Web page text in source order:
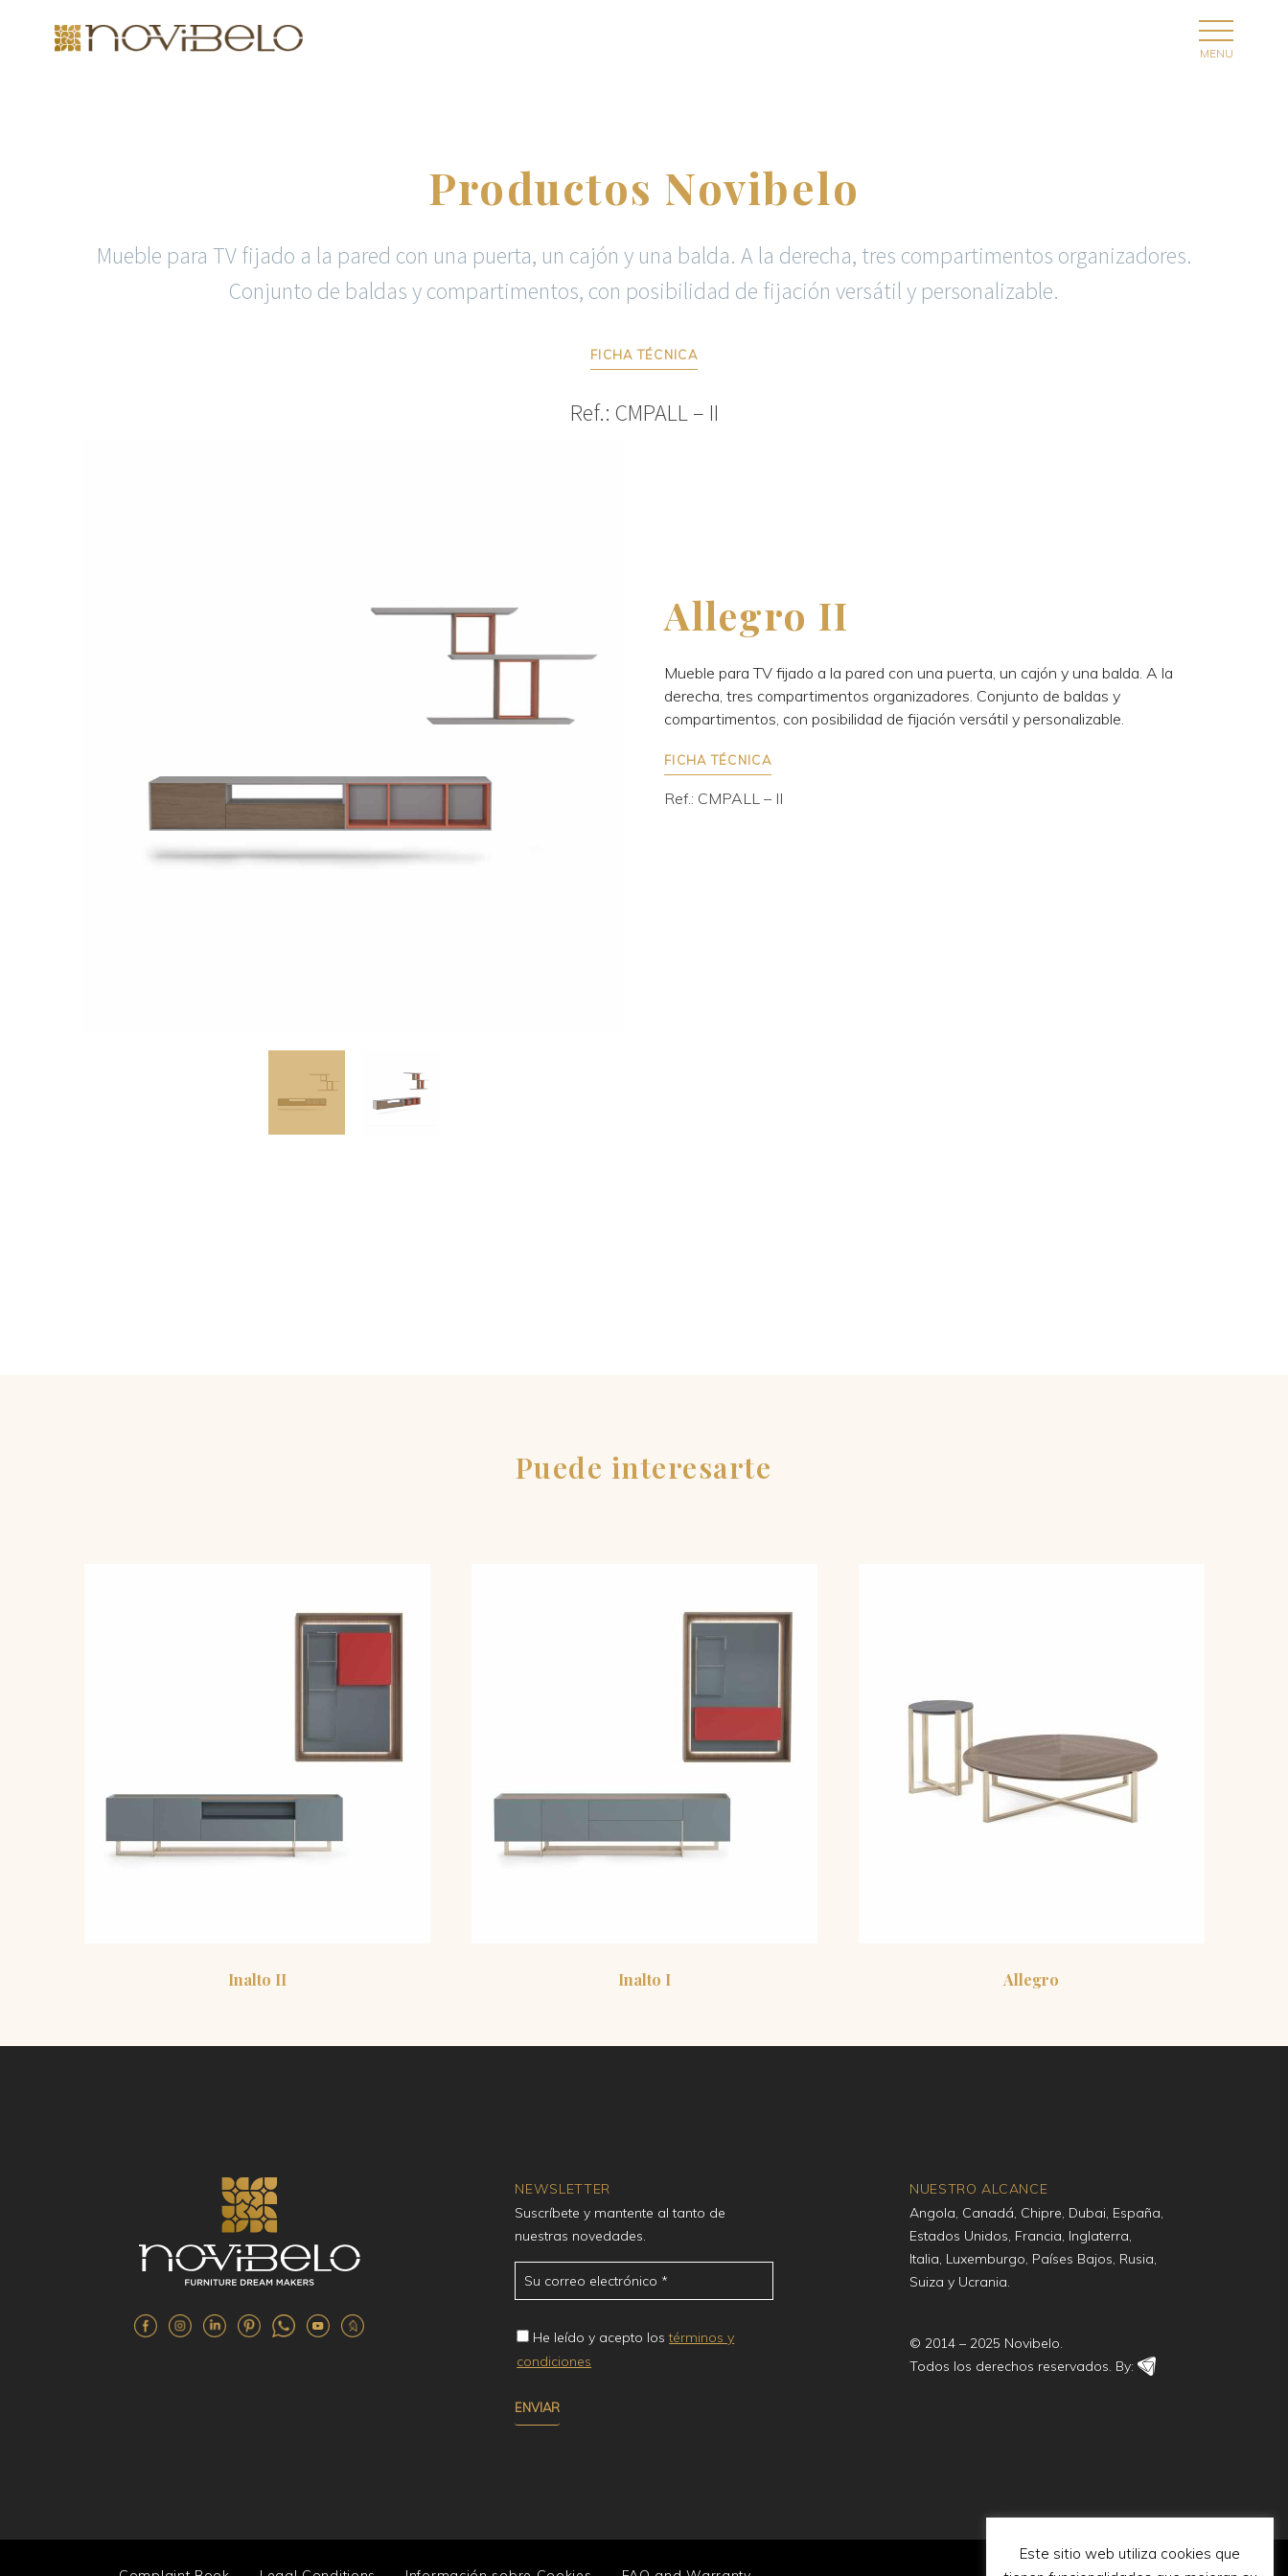
Productos Novibelo
Mueble para TV fijado a la pared con una puerta, un cajón y una balda. A la derecha, tres compartimentos organizadores.
Conjunto de baldas y compartimentos, con posibilidad de fijación versátil y personalizable.
FICHA TÉCNICA
Ref.: CMPALL – II
Allegro II
Mueble para TV fijado a la pared con una puerta, un cajón y una balda. A la
derecha, tres compartimentos organizadores. Conjunto de baldas y
compartimentos, con posibilidad de fijación versátil y personalizable.
FICHA TÉCNICA
Ref.: CMPALL – II
Puede interesarte
Inalto II Inalto I Allegro
NEWSLETTER
Suscríbete y mantente al tanto de
nuestras novedades.
He leído y acepto lostérminos y
condiciones
NUESTRO ALCANCE
Angola, Canadá, Chipre, Dubai, España,
Estados Unidos, Francia, Inglaterra,
Italia, Luxemburgo, Países Bajos, Rusia,
Suiza y Ucrania.
© 2014 – 2025 Novibelo.
Todos los derechos reservados. By:
Este sitio web utiliza cookies que